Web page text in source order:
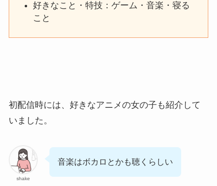
好きなこと・特技：ゲーム・音楽・寝る
こと
初配信時には、好きなアニメの女の子も紹介して
いました。
shake
音楽はボカロとかも聴くらしい